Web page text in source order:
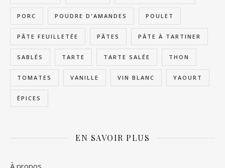
PORC POUDRE D'AMANDES POULET
PÂTE FEUILLETÉE PÂTES PÂTE À TARTINER
SABLÉS TARTE TARTE SALÉE THON
TOMATES VANILLE VIN BLANC YAOURT
ÉPICES
EN SAVOIR PLUS